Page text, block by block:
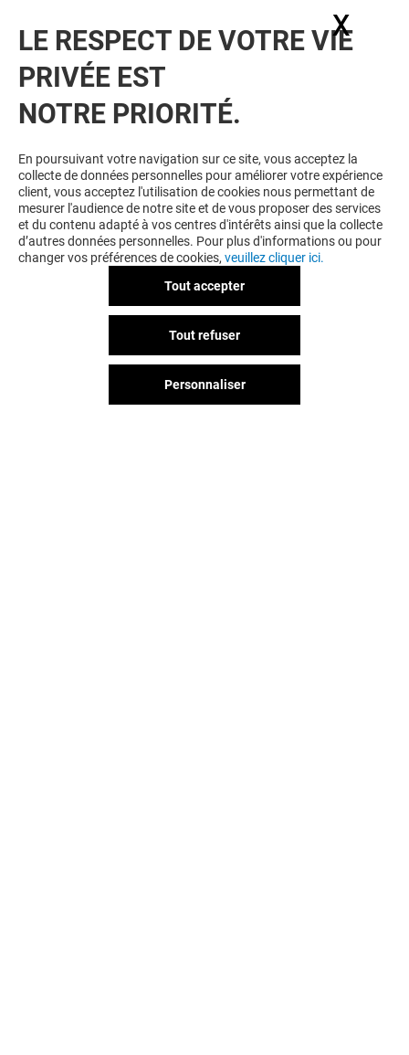
LE RESPECT DE VOTRE VIE
PRIVÉE EST
NOTRE PRIORITÉ.
En poursuivant votre navigation sur ce site, vous acceptez la
collecte de données personnelles pour améliorer votre expérience
client, vous acceptez l'utilisation de cookies nous permettant de
mesurer l'audience de notre site et de vous proposer des services
et du contenu adapté à vos centres d'intérêts ainsi que la collecte
d’autres données personnelles. Pour plus d'informations ou pour
changer vos préférences de cookies, veuillez cliquer ici.
Tout accepter
Tout refuser
Personnaliser
X